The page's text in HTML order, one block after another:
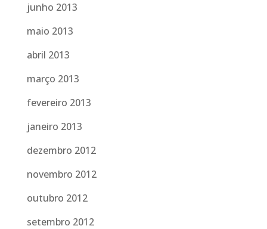
junho 2013
maio 2013
abril 2013
março 2013
fevereiro 2013
janeiro 2013
dezembro 2012
novembro 2012
outubro 2012
setembro 2012